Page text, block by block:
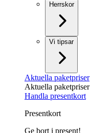
Herrskor
Vi tipsar
Aktuella paketpriser
Aktuella paketpriser
Handla presentkort
Presentkort
Ge bort i present!